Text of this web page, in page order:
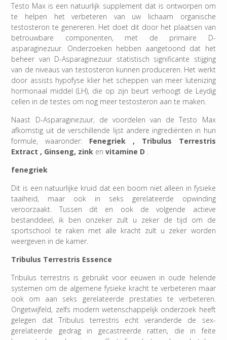
Testo Max is een natuurlijk supplement dat is ontworpen om
te helpen het verbeteren van uw lichaam organische
testosteron te genereren. Het doet dit door het plaatsen van
betrouwbare componenten, met de primaire D-
asparaginezuur. Onderzoeken hebben aangetoond dat het
beheer van D-Asparaginezuur statistisch significante stijging
van de niveaus van testosteron kunnen produceren. Het werkt
door assists hypofyse klier het scheppen van meer lutenizing
hormonaal middel (LH), die op zijn beurt verhoogt de Leydig
cellen in de testes om nog meer testosteron aan te maken.
Naast D-Asparaginezuur, de voordelen van de Testo Max
afkomstig uit de verschillende lijst andere ingrediënten in hun
formule, waaronder: Fenegriek , Tribulus Terrestris
Extract , Ginseng, zink envitamine D
fenegriek
Dit is een natuurlijke kruid dat een boom niet alleen in fysieke
taaiheid, maar ook in seks gerelateerde opwinding
veroorzaakt. Tussen dit en ook de volgende actieve
bestanddeel, ik ben onzeker zult u zeker de tijd om de
sportschool te raken met alle kracht zult u zeker worden
weergeven in de kamer.
Tribulus Terrestris Essence
Tribulus terrestris is gebruikt voor eeuwen in oude helende
systemen om de algemene fysieke kracht te verbeteren maar
ook om aan seks gerelateerde prestaties te verbeteren.
Ongetwijfeld, zelfs modern wetenschappelijk onderzoek heeft
gelegen dat Tribulus terrestris echt veranderde de sex-
gerelateerde gedrag in gecastreerde ratten, die in feite